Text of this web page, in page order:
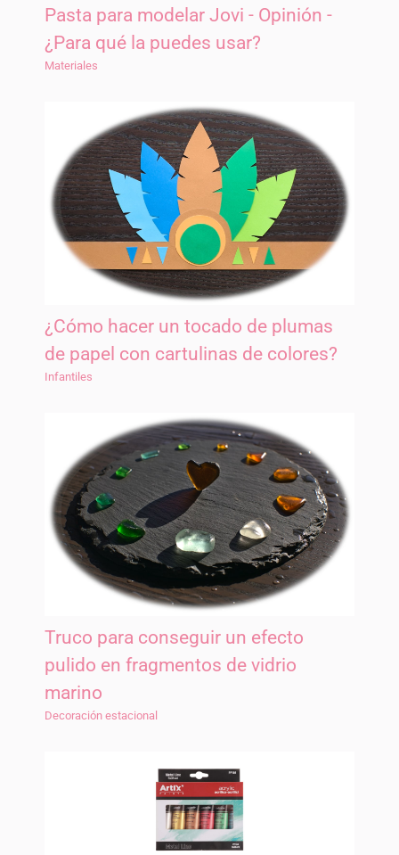
Pasta para modelar Jovi - Opinión -
¿Para qué la puedes usar?
Materiales
¿Cómo hacer un tocado de plumas
de papel con cartulinas de colores?
Infantiles
Truco para conseguir un efecto
pulido en fragmentos de vidrio
marino
Decoración estacional